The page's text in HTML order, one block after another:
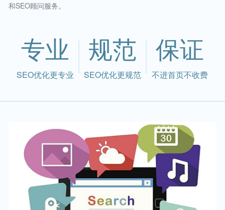
和SEO顾问服务。
专业
SEO优化更专业
规范
SEO优化更规范
保证
不进首页不收费